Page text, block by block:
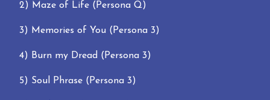
2) Maze of Life (Persona Q)
3) Memories of You (Persona 3)
4) Burn my Dread (Persona 3)
5) Soul Phrase (Persona 3)